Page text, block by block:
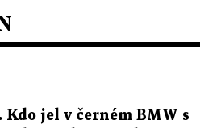
Kdo jel v černém BMW s